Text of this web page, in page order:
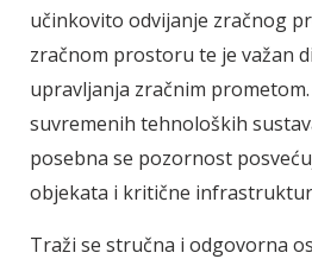
učinkovito odvijanje zračnog
zračnom prostoru te je važan
upravljanja zračnim
suvremenih tehnoloških
posebna se pozornost
objekata i kritične
Traži se stručna i odgovorna